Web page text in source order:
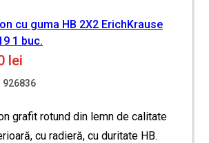
cu guma HB 2X2 ErichKrause
1 buc.
lei
926836
grafit rotund din lemn de calitate
cu radieră, cu duritate HB.